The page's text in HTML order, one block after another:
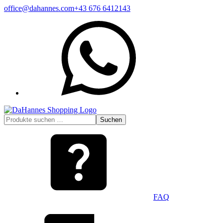
Zum
office@dahannes.com+43 676 6412143
Suchen
nach:
Suchen
FAQ